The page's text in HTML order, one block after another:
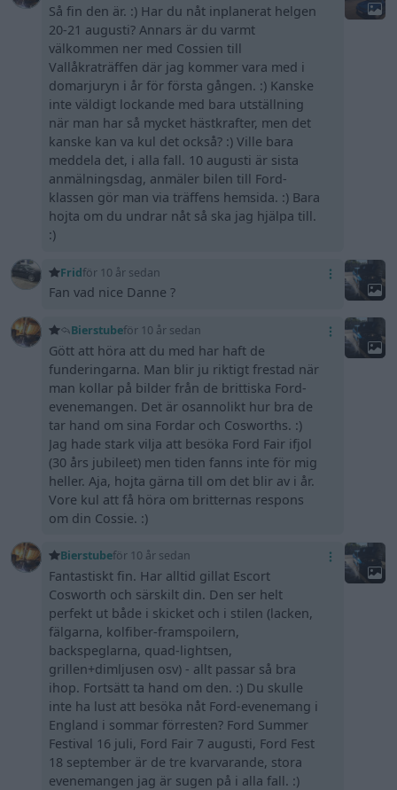
Så fin den är. :) Har du nåt inplanerat helgen
20-21 augusti? Annars är du varmt
välkommen ner med Cossien till
Vallåkraträffen där jag kommer vara med i
domarjuryn i år för första gången. :) Kanske
inte väldigt lockande med bara utställning
när man har så mycket hästkrafter, men det
kanske kan va kul det också? :) Ville bara
meddela det, i alla fall. 10 augusti är sista
anmälningsdag, anmäler bilen till Ford-
klassen gör man via träffens hemsida. :) Bara
hojta om du undrar nåt så ska jag hjälpa till.
:)
Fridför 10 år sedan
Fan vad nice Danne ?
Bierstubeför 10 år sedan
Gött att höra att du med har haft de
funderingarna. Man blir ju riktigt frestad när
man kollar på bilder från de brittiska Ford-
evenemangen. Det är osannolikt hur bra de
tar hand om sina Fordar och Cosworths. :)
Jag hade stark vilja att besöka Ford Fair ifjol
(30 års jubileet) men tiden fanns inte för mig
heller. Aja, hojta gärna till om det blir av i år.
Vore kul att få höra om britternas respons
om din Cossie. :)
Bierstubeför 10 år sedan
Fantastiskt fin. Har alltid gillat Escort
Cosworth och särskilt din. Den ser helt
perfekt ut både i skicket och i stilen (lacken,
fälgarna, kolfiber-framspoilern,
backspeglarna, quad-lightsen,
grillen+dimljusen osv) - allt passar så bra
ihop. Fortsätt ta hand om den. :) Du skulle
inte ha lust att besöka nåt Ford-evenemang i
England i sommar förresten? Ford Summer
Festival 16 juli, Ford Fair 7 augusti, Ford Fest
18 september är de tre kvarvarande, stora
evenemangen jag är sugen på i alla fall. :)